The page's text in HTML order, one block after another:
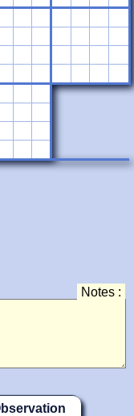
Notes :